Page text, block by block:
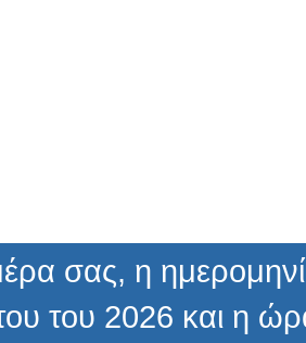
σας, η
του 2026 και η